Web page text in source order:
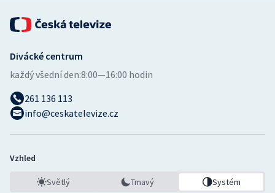
Ostatní
Divácké centrum
každý všední den:8:00—16:00 hodin
261 136 113
info@ceskatelevize.cz
Vzhled
Světlý Tmavý Systém